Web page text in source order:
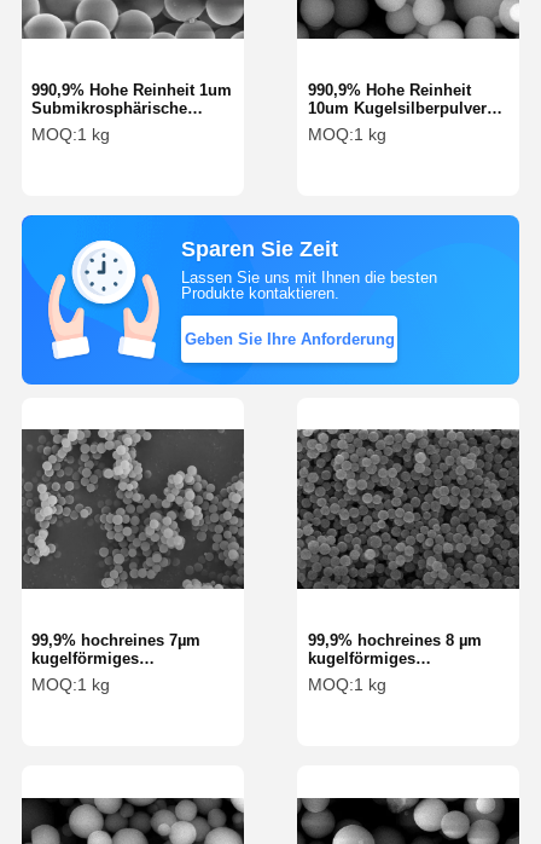
990,9% Hohe Reinheit 1um
Submikrosphärische
Siliziumpulver
Siliziumkugel
MOQ:1 kg
990,9% Hohe Reinheit
10um Kugelsilberpulver
Siliziumkugel
Mikrosphäre SS-T-Serie
MOQ:1 kg
Sparen Sie Zeit
Lassen Sie uns mit Ihnen die besten
Produkte kontaktieren.
Geben Sie Ihre Anforderung
99,9% hochreines 8 µm
kugelförmiges
Silikapulver Silikakugel
Mikrokügelchen SS-T
MOQ:1 kg
99,9% hochreines 7µm
kugelförmiges
Silikapulver Silikakugel
Mikrokügelchen SS-T
MOQ:1 kg